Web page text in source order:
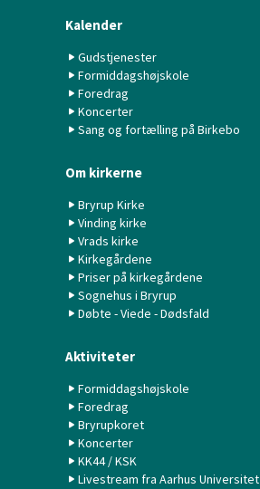
Kalender
Gudstjenester
Formiddagshøjskole
Foredrag
Koncerter
Sang og fortælling på Birkebo
Om kirkerne
Bryrup Kirke
Vinding kirke
Vrads kirke
Kirkegårdene
Priser på kirkegårdene
Sognehus i Bryrup
Døbte - Viede - Dødsfald
Aktiviteter
Formiddagshøjskole
Foredrag
Bryrupkoret
Koncerter
KK44 / KSK
Livestream fra Aarhus Universitet